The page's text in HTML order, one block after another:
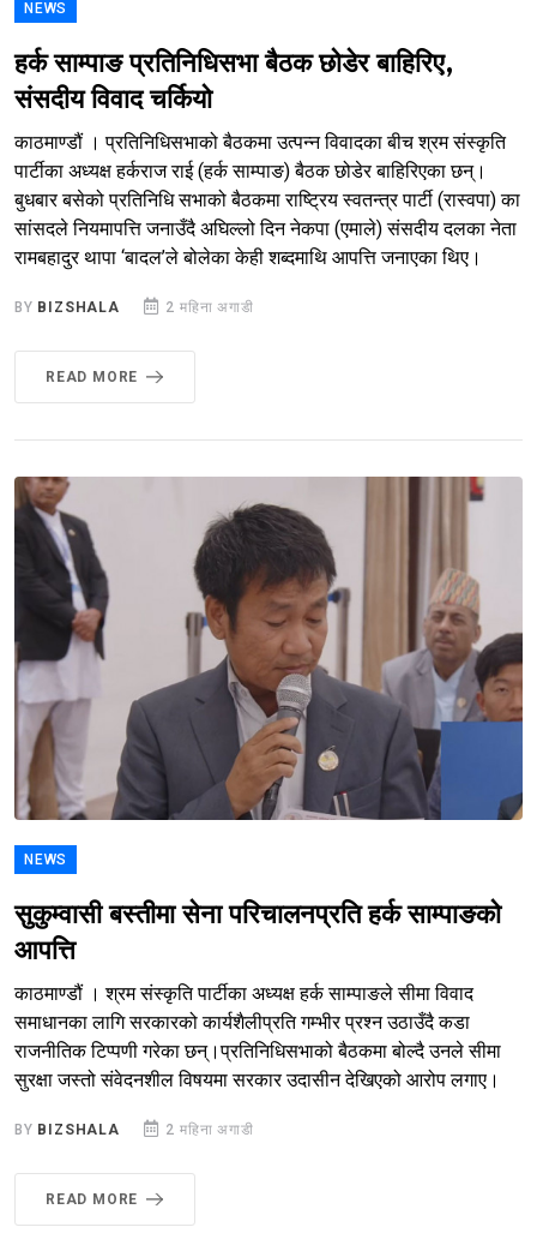
NEWS
हर्क साम्पाङ प्रतिनिधिसभा बैठक छोडेर बाहिरिए,
संसदीय विवाद चर्कियो
काठमाण्डौं । प्रतिनिधिसभाको बैठकमा उत्पन्न विवादका बीच श्रम संस्कृति
पार्टीका अध्यक्ष हर्कराज राई (हर्क साम्पाङ) बैठक छोडेर बाहिरिएका छन्।
बुधबार बसेको प्रतिनिधि सभाको बैठकमा राष्ट्रिय स्वतन्त्र पार्टी (रास्वपा) का
सांसदले नियमापत्ति जनाउँदै अघिल्लो दिन नेकपा (एमाले) संसदीय दलका नेता
रामबहादुर थापा ‘बादल’ले बोलेका केही शब्दमाथि आपत्ति जनाएका थिए।
BY BIZSHALA 2 महिना अगाडी
READ MORE
NEWS
सुकुम्वासी बस्तीमा सेना परिचालनप्रति हर्क साम्पाङको
आपत्ति
काठमाण्डौं । श्रम संस्कृति पार्टीका अध्यक्ष हर्क साम्पाङले सीमा विवाद
समाधानका लागि सरकारको कार्यशैलीप्रति गम्भीर प्रश्न उठाउँदै कडा
राजनीतिक टिप्पणी गरेका छन्।प्रतिनिधिसभाको बैठकमा बोल्दै उनले सीमा
सुरक्षा जस्तो संवेदनशील विषयमा सरकार उदासीन देखिएको आरोप लगाए।
BY BIZSHALA 2 महिना अगाडी
READ MORE